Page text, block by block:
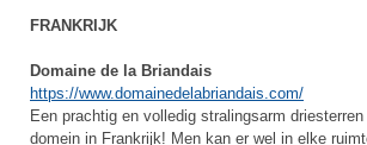
FRANKRIJK
Domaine de la Briandais
https://www.domainedelabriandais.com/
Een prachtig en volledig stralingsarm
domein in Frankrijk! Men kan er wel in elke